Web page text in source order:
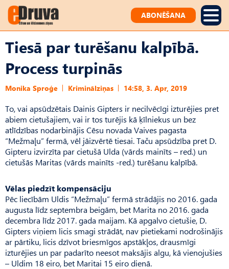
ABONĒŠANA
Tiesā par turēšanu kalpībā.
Process turpinās
Monika Sproģe Kriminālziņas 14:58, 3. Apr, 2019
To, vai apsūdzētais Dainis Gipters ir necilvēcīgi izturējies pret
abiem cietušajiem, vai ir tos turējis kā ķīlniekus un bez
atlīdzības nodarbinājis Cēsu novada Vaives pagasta
“Mežmaļu” fermā, vēl jāizvērtē tiesai. Taču apsūdzība pret D.
Gipteru izvirzīta par cietušā Ulda (vārds mainīts – red.) un
cietušās Maritas (vārds mainīts -red.) turēšanu kalpībā.
Vēlas piedzīt kompensāciju
Pēc liecībām Uldis “Mežmaļu” fermā strādājis no 2016. gada
augusta līdz septembra beigām, bet Marita no 2016. gada
decembra līdz 2017. gada maijam. Kā apgalvo cietušie, D.
Gipters viņiem licis smagi strādāt, nav pietiekami nodrošinājis
ar pārtiku, licis dzīvot briesmīgos apstākļos, drausmīgi
izturējies un par padarīto neesot maksājis algu, kā vienojušies
– Uldim 18 eiro, bet Maritai 15 eiro dienā.